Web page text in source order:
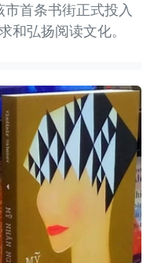
市首条书街正式投入
和弘扬阅读文化。